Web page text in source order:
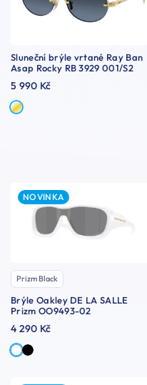
Sluneční brýle vrtané Ray Ban
Asap Rocky RB 3929 001/S2
5 990 Kč
NOVINKA
Prizm Black
Brýle Oakley DE LA SALLE
Prizm OO9493-02
4 290 Kč